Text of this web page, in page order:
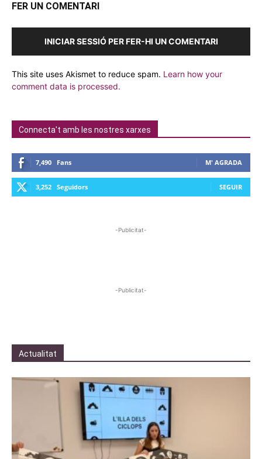
FER UN COMENTARI
INICIAR SESSIÓ PER FER-HI UN COMENTARI
This site uses Akismet to reduce spam. Learn how your
comment data is processed.
Connecta't amb les nostres xarxes
7,490 Fans M' AGRADA
3,252 Seguidors SEGUIR
-Publicitat-
-Publicitat-
Actualitat